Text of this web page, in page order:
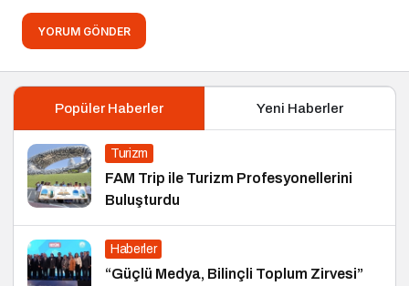
YORUM GÖNDER
Popüler Haberler Yeni Haberler
Turizm
FAM Trip ile Turizm Profesyonellerini
Buluşturdu
Haberler
“Güçlü Medya, Bilinçli Toplum Zirvesi”